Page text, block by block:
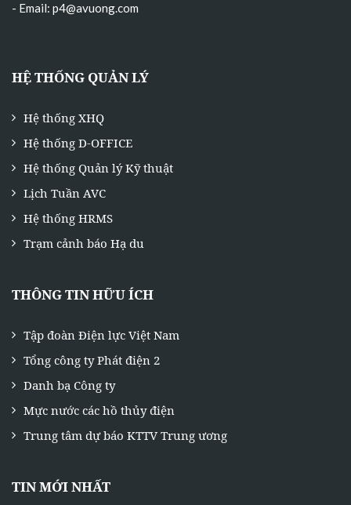
- Email: p4@avuong.com
HỆ THỐNG QUẢN LÝ
Hệ thống XHQ
Hệ thống D-OFFICE
Hệ thống Quản lý Kỹ thuật
Lịch Tuần AVC
Hệ thống HRMS
Trạm cảnh báo Hạ du
THÔNG TIN HỮU ÍCH
Tập đoàn Điện lực Việt Nam
Tổng công ty Phát điện 2
Danh bạ Công ty
Mực nước các hồ thủy điện
Trung tâm dự báo KTTV Trung ương
TIN MỚI NHẤT